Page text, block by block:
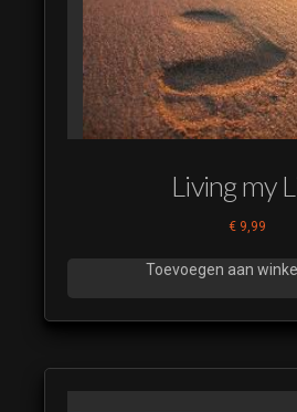
Living my
€ 9,99
Toevoegen aan